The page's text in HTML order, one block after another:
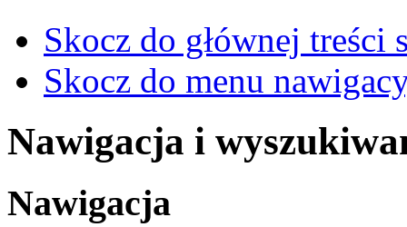
Skocz do głównej treści
Skocz do menu
Nawigacja i
Nawigacja